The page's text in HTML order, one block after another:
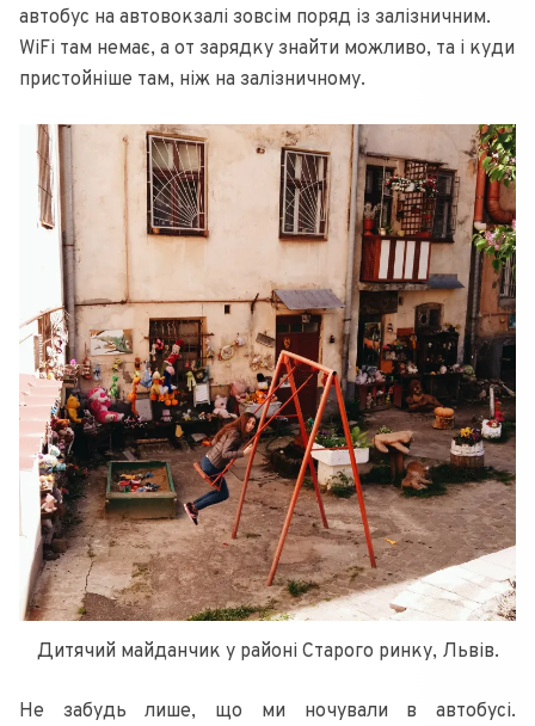
автобус на автовокзалі зовсім поряд із залізничним.
WiFi там немає, а от зарядку знайти можливо, та і куди
пристойніше там, ніж на залізничному.
Дитячий майданчик у районі Старого ринку, Львів.
Не забудь лише, що ми ночували в автобусі.